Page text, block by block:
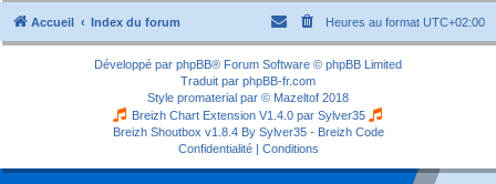
Accueil Index du forum Heures au format UTC+02:00
Développé par phpBB® Forum Software © phpBB Limited
Traduit par phpBB-fr.com
Style promaterial par © Mazeltof 2018
Breizh Chart Extension V1.4.0 par Sylver35
Breizh Shoutbox v1.8.4 By Sylver35 - Breizh Code
Confidentialité| Conditions